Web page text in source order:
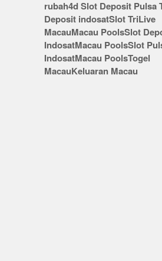
rubah4d Slot Deposit Pulsa
Deposit indosatSlot TriLive
MacauMacau PoolsSlot
IndosatMacau PoolsSlot
IndosatMacau PoolsTogel
MacauKeluaran Macau